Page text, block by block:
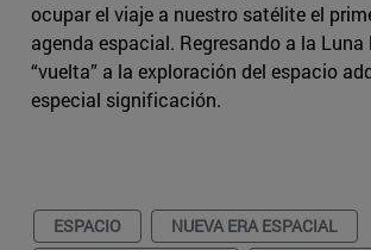
ocupar el viaje a nuestro satélite el
agenda espacial. Regresando a la Luna
“vuelta” a la exploración del espacio
especial significación.
ESPACIO
NUEVA ERA ESPACIAL